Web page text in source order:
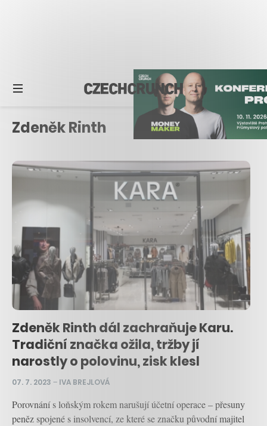
Zdeněk Rinth
Zdeněk Rinth dál zachraňuje Karu.
Tradiční značka ožila, tržby jí
narostly o polovinu, zisk klesl
07. 7. 2023 – IVA BREJLOVÁ
Porovnání s loňským rokem narušují účetní operace – přesuny
peněz spojené s insolvencí, ze které se značku původní majitel